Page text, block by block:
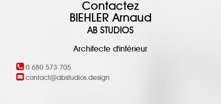
Contactez
BIEHLER Arnaud
AB STUDIOS
Architecte d'intérieur
0 680 573 705
contact@abstudios.design